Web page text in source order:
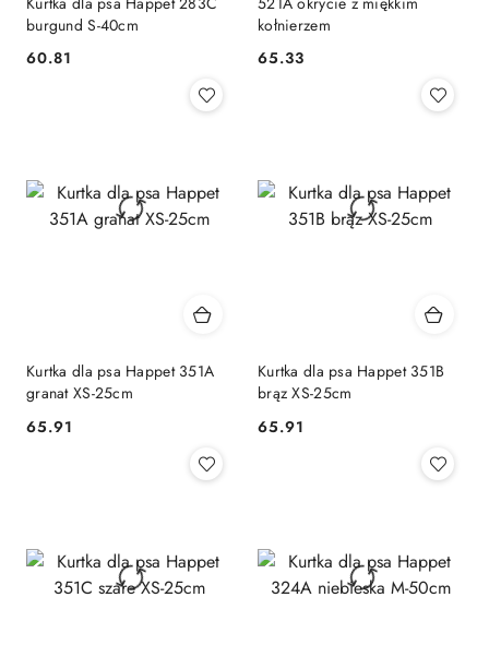
burgund S-40cm
Cena:
60.81
kołnierzem
Cena:
65.33
Kurtka dla psa Happet 351A
granat XS-25cm
Cena:
65.91
Kurtka dla psa Happet 351B
brąz XS-25cm
Cena:
65.91